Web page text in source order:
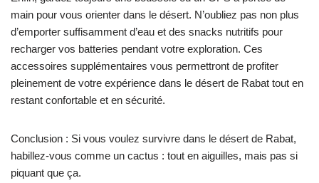
main pour vous orienter dans le désert. N’oubliez pas non plus
d’emporter suffisamment d’eau et des snacks nutritifs pour
recharger vos batteries pendant votre exploration. Ces
accessoires supplémentaires vous permettront de profiter
pleinement de votre expérience dans le désert de Rabat tout en
restant confortable et en sécurité.
Conclusion : Si vous voulez survivre dans le désert de Rabat,
habillez-vous comme un cactus : tout en aiguilles, mais pas si
piquant que ça.